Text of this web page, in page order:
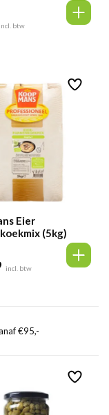
incl. btw
Eier
(5kg)
incl. btw
€95,-